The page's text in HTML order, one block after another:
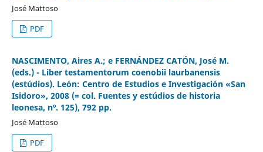
José Mattoso
PDF
NASCIMENTO, Aires A.; e FERNÁNDEZ CATÓN, José M.
(eds.) - Liber testamentorum coenobii laurbanensis
(estúdios). León: Centro de Estudios e Investigación «San
Isidoro», 2008 (= col. Fuentes y estúdios de historia
leonesa, nº. 125), 792 pp.
José Mattoso
PDF